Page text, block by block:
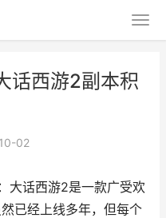
话西游2副本积
02
大话西游2是一款广受欢
已经上线多年，但每个